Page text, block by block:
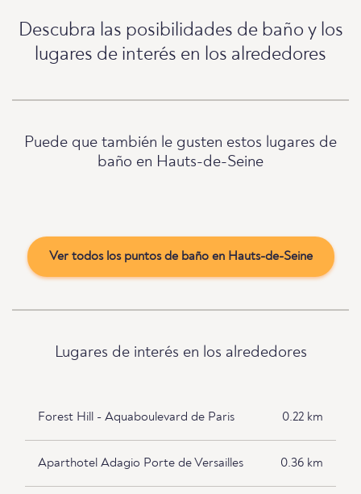
Descubra las posibilidades de baño y los
lugares de interés en los alrededores
Puede que también le gusten estos lugares de
baño en Hauts-de-Seine
Ver todos los puntos de baño en Hauts-de-Seine
Lugares de interés en los alrededores
Forest Hill - Aquaboulevard de Paris 0.22 km
Aparthotel Adagio Porte de Versailles 0.36 km